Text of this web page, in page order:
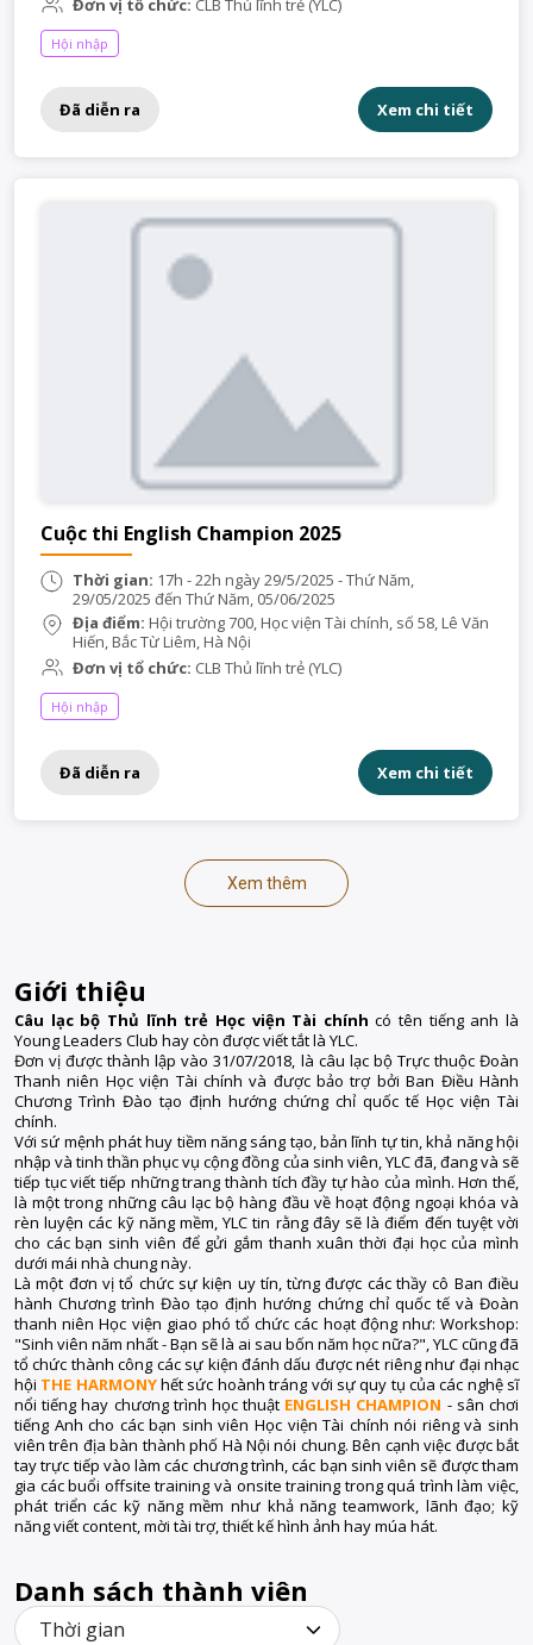
Đơn vị tổ chức: CLB Thủ lĩnh trẻ (YLC)
Hội nhập
Đã diễn ra Xem chi tiết
Cuộc thi English Champion 2025
Thời gian: 17h - 22h ngày 29/5/2025 - Thứ Năm,
29/05/2025 đến Thứ Năm, 05/06/2025
Địa điểm: Hội trường 700, Học viện Tài chính, số 58, Lê Văn
Hiến, Bắc Từ Liêm, Hà Nội
Đơn vị tổ chức: CLB Thủ lĩnh trẻ (YLC)
Hội nhập
Đã diễn ra Xem chi tiết
Xem thêm
Giới thiệu
Câu lạc bộ Thủ lĩnh trẻ Học viện Tài chính có tên tiếng anh là
Young Leaders Club hay còn được viết tắt là YLC.
Đơn vị được thành lập vào 31/07/2018, là câu lạc bộ Trực thuộc Đoàn
Thanh niên Học viện Tài chính và được bảo trợ bởi Ban Điều Hành
Chương Trình Đào tạo định hướng chứng chỉ quốc tế Học viện Tài
chính.
Với sứ mệnh phát huy tiềm năng sáng tạo, bản lĩnh tự tin, khả năng hội
nhập và tinh thần phục vụ cộng đồng của sinh viên, YLC đã, đang và sẽ
tiếp tục viết tiếp những trang thành tích đầy tự hào của mình. Hơn thế,
là một trong những câu lạc bộ hàng đầu về hoạt động ngoại khóa và
rèn luyện các kỹ năng mềm, YLC tin rằng đây sẽ là điểm đến tuyệt vời
cho các bạn sinh viên để gửi gắm thanh xuân thời đại học của mình
dưới mái nhà chung này.
Là một đơn vị tổ chức sự kiện uy tín, từng được các thầy cô Ban điều
hành Chương trình Đào tạo định hướng chứng chỉ quốc tế và Đoàn
thanh niên Học viện giao phó tổ chức các hoạt động như: Workshop:
"Sinh viên năm nhất - Bạn sẽ là ai sau bốn năm học nữa?", YLC cũng đã
tổ chức thành công các sự kiện đánh dấu được nét riêng như đại nhạc
hội THE HARMONYhết sức hoành tráng với sự quy tụ của các nghệ sĩ
nổi tiếng hay chương trình học thuật ENGLISH CHAMPION - sân chơi
tiếng Anh cho các bạn sinh viên Học viện Tài chính nói riêng và sinh
viên trên địa bàn thành phố Hà Nội nói chung. Bên cạnh việc được bắt
tay trực tiếp vào làm các chương trình, các bạn sinh viên sẽ được tham
gia các buổi offsite training và onsite training trong quá trình làm việc,
phát triển các kỹ năng mềm như khả năng teamwork, lãnh đạo; kỹ
năng viết content, mời tài trợ, thiết kế hình ảnh hay múa hát.
Danh sách thành viên
Thời gian